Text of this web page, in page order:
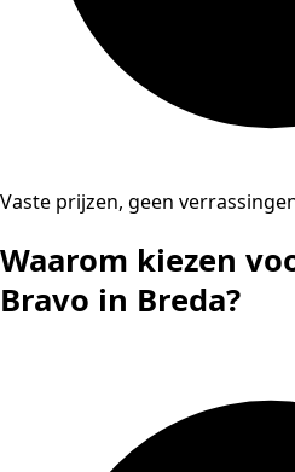
Vaste prijzen, geen
Waarom kiezen
Bravo in Breda?